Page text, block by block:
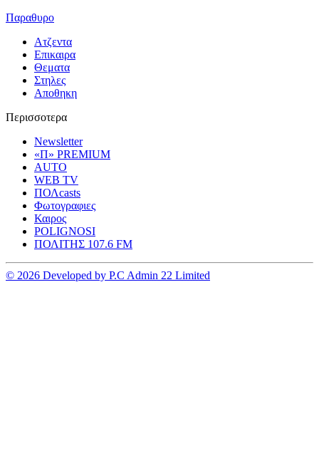
Παραθυρο
Ατζεντα
Επικαιρα
Θεματα
Στηλες
Αποθηκη
Περισσοτερα
Newsletter
«Π» PREMIUM
AUTO
WEB TV
ΠΟΛcasts
Φωτογραφιες
Καιρος
POLIGNOSI
ΠΟΛΙΤΗΣ 107.6 FM
© 2026 Developed by P.C Admin 22 Limited